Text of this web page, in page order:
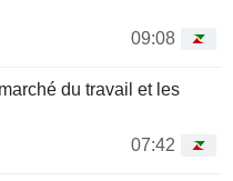
09:08
du travail et les
07:42